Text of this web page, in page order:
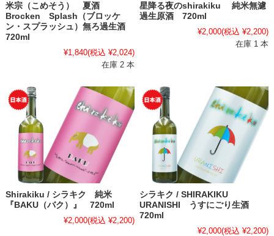
米宗（こめそう） 夏酒
Brocken Splash（ブロッケ
ン・スプラッシュ）無ろ過生酒
720ml
¥1,840(税込 ¥2,024)
在庫 2 本
星降る夜のshirakiku 純米無濾
過生原酒 720ml
¥2,000(税込 ¥2,200)
在庫 1 本
Shirakiku / シラキク 純米
『BAKU（バク）』 720ml
¥2,000(税込 ¥2,200)
シラキク / SHIRAKIKU
URANISHI うすにごり生酒
720ml
¥2,000(税込 ¥2,200)